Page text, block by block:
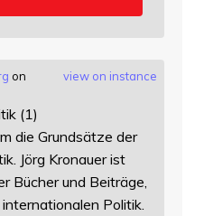
view on instance
on
(1)
die Grundsätze der
Jörg Kronauer ist
Bücher und Beiträge,
Politik.